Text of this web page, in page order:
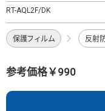
RT-AQL2F/DK
保護フィルム 反射
参考価格￥990